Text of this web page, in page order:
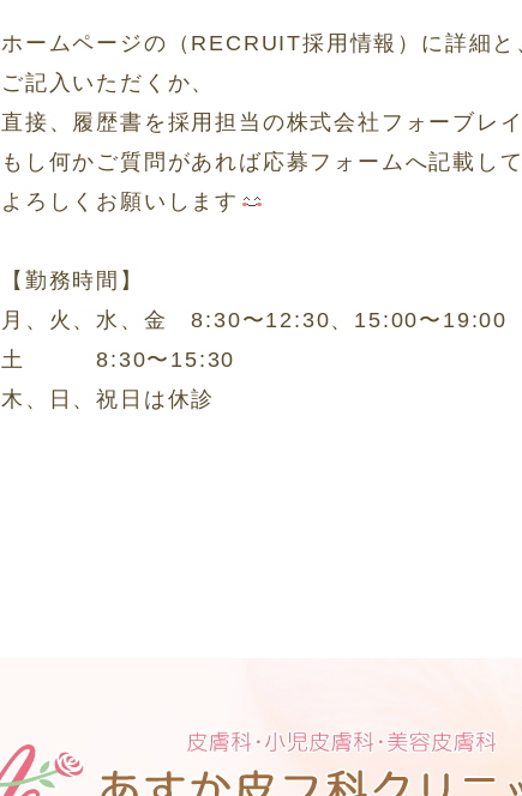
ホームページの（RECRUIT採用情報）に詳細
ご記入いただくか、
直接、履歴書を採用担当の株式会社フォーブレ
もし何かご質問があれば応募フォームへ記載し
よろしくお願いします
【勤務時間】
月、火、水、金 8:30〜12:30、15:00〜
土 8:30〜15:30
木、日、祝日は休診